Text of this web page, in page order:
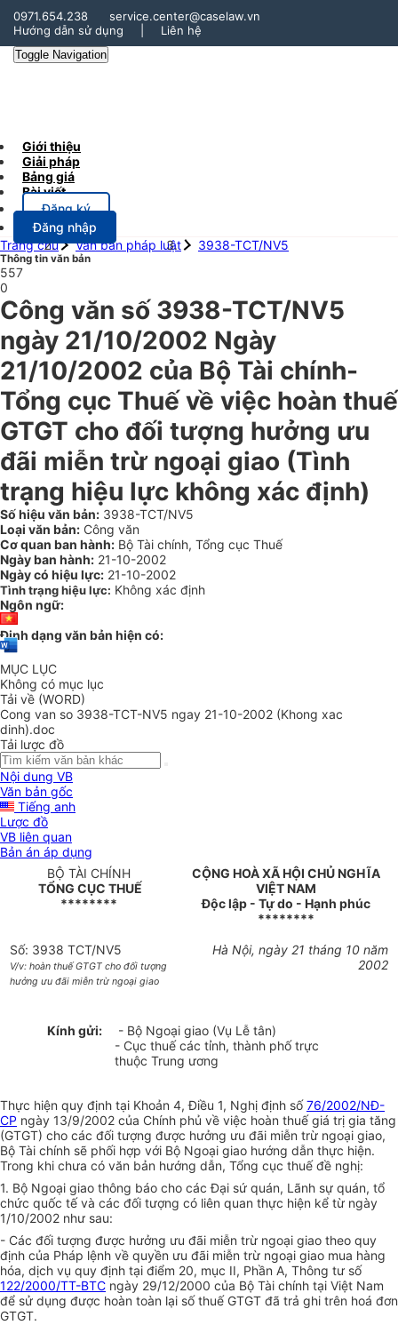
0971.654.238
service.center@caselaw.vn
Hướng dẫn sử dụng
Liên hệ
Toggle Navigation
Giới thiệu
Giải pháp
Bảng giá
Bài viết
Đăng ký
Đăng nhập
Trang chủ
Văn bản pháp luật 3938-TCT/NV5
Thông tin văn bản
557
0
Công văn số 3938-TCT/NV5
ngày 21/10/2002 Ngày
21/10/2002 của Bộ Tài chính-
Tổng cục Thuế về việc hoàn thuế
GTGT cho đối tượng hưởng ưu
đãi miễn trừ ngoại giao (Tình
trạng hiệu lực không xác định)
Số hiệu văn bản: 3938-TCT/NV5
Loại văn bản: Công văn
Cơ quan ban hành: Bộ Tài chính, Tổng cục Thuế
Ngày ban hành: 21-10-2002
Ngày có hiệu lực: 21-10-2002
Tình trạng hiệu lực: Không xác định
Ngôn ngữ:
Định dạng văn bản hiện có:
MỤC LỤC
Không có mục lục
Tải về (WORD)
Cong van so 3938-TCT-NV5 ngay 21-10-2002 (Khong xac
dinh).doc
Tải lược đồ
Nội dung VB
Văn bản gốc
Tiếng anh
Lược đồ
VB liên quan
Bản án áp dụng
BỘ TÀI CHÍNH
TỔNG CỤC THUẾ
********
CỘNG HOÀ XÃ HỘI CHỦ NGHĨA
VIỆT NAM
Độc lập - Tự do - Hạnh phúc
********
Số: 3938 TCT/NV5
V/v: hoàn thuế GTGT cho đối tượng
hưởng ưu đãi miễn trừ ngoại giao
Hà Nội, ngày 21 tháng 10 năm
2002
Kính gửi:
- Bộ Ngoại giao (Vụ Lễ tân)
- Cục thuế các tỉnh, thành phố trực
thuộc Trung ương
Thực hiện quy định tại Khoản 4, Điều 1, Nghị định số76/2002/NĐ-
CP ngày 13/9/2002 của Chính phủ về việc hoàn thuế giá trị gia tăng
(GTGT) cho các đối tượng được hưởng ưu đãi miễn trừ ngoại giao,
Bộ Tài chính sẽ phối hợp với Bộ Ngoại giao hướng dẫn thực hiện.
Trong khi chưa có văn bản hướng dẫn, Tổng cục thuế đề nghị:
1. Bộ Ngoại giao thông báo cho các Đại sứ quán, Lãnh sự quán, tổ
chức quốc tế và các đối tượng có liên quan thực hiện kể từ ngày
1/10/2002 như sau:
- Các đối tượng được hưởng ưu đãi miễn trừ ngoại giao theo quy
định của Pháp lệnh về quyền ưu đãi miễn trừ ngoại giao mua hàng
hóa, dịch vụ quy định tại điểm 20, mục II, Phần A, Thông tư số
122/2000/TT-BTC ngày 29/12/2000 của Bộ Tài chính tại Việt Nam
để sử dụng được hoàn toàn lại số thuế GTGT đã trả ghi trên hoá đơn
GTGT.